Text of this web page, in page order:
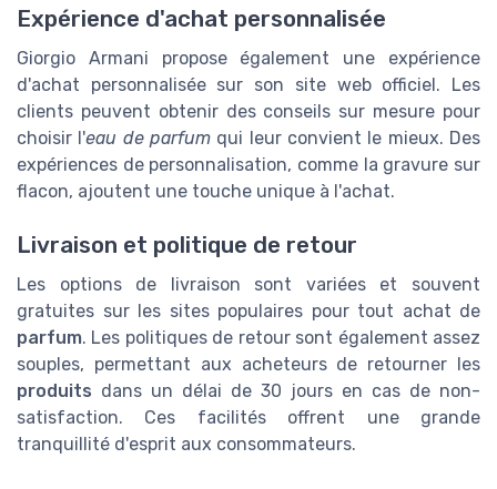
Expérience d'achat personnalisée
Giorgio Armani propose également une expérience
d'achat personnalisée sur son site web officiel. Les
clients peuvent obtenir des conseils sur mesure pour
choisir l'eau de parfum qui leur convient le mieux. Des
expériences de personnalisation, comme la gravure sur
flacon, ajoutent une touche unique à l'achat.
Livraison et politique de retour
Les options de livraison sont variées et souvent
gratuites sur les sites populaires pour tout achat de
parfum. Les politiques de retour sont également assez
souples, permettant aux acheteurs de retourner les
produits dans un délai de 30 jours en cas de non-
satisfaction. Ces facilités offrent une grande
tranquillité d'esprit aux consommateurs.